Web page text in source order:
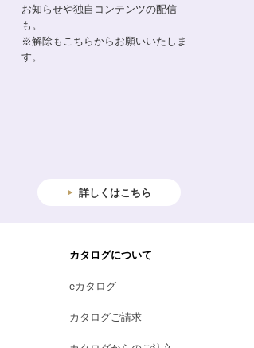
お知らせや独自コンテンツの配信
も。
※解除もこちらからお願いいたしま
す。
詳しくはこちら
カタログについて
eカタログ
カタログご請求